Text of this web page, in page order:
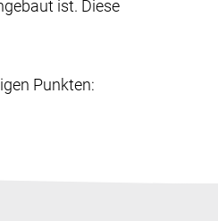
ist. Diese
Punkten: